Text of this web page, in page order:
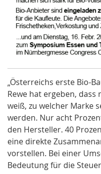
„Österreichs erste Bio-
Rewe hat ergeben,
weiß, zu welcher Marke
werden. Nur acht
den Hersteller. 40
eine direkte
vorstellen. Bei einer
Bedeutung für die